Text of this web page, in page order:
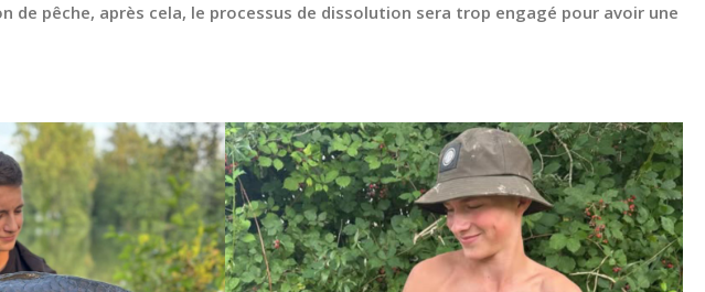
pêche, après cela, le processus de dissolution sera trop engagé pour avoir une